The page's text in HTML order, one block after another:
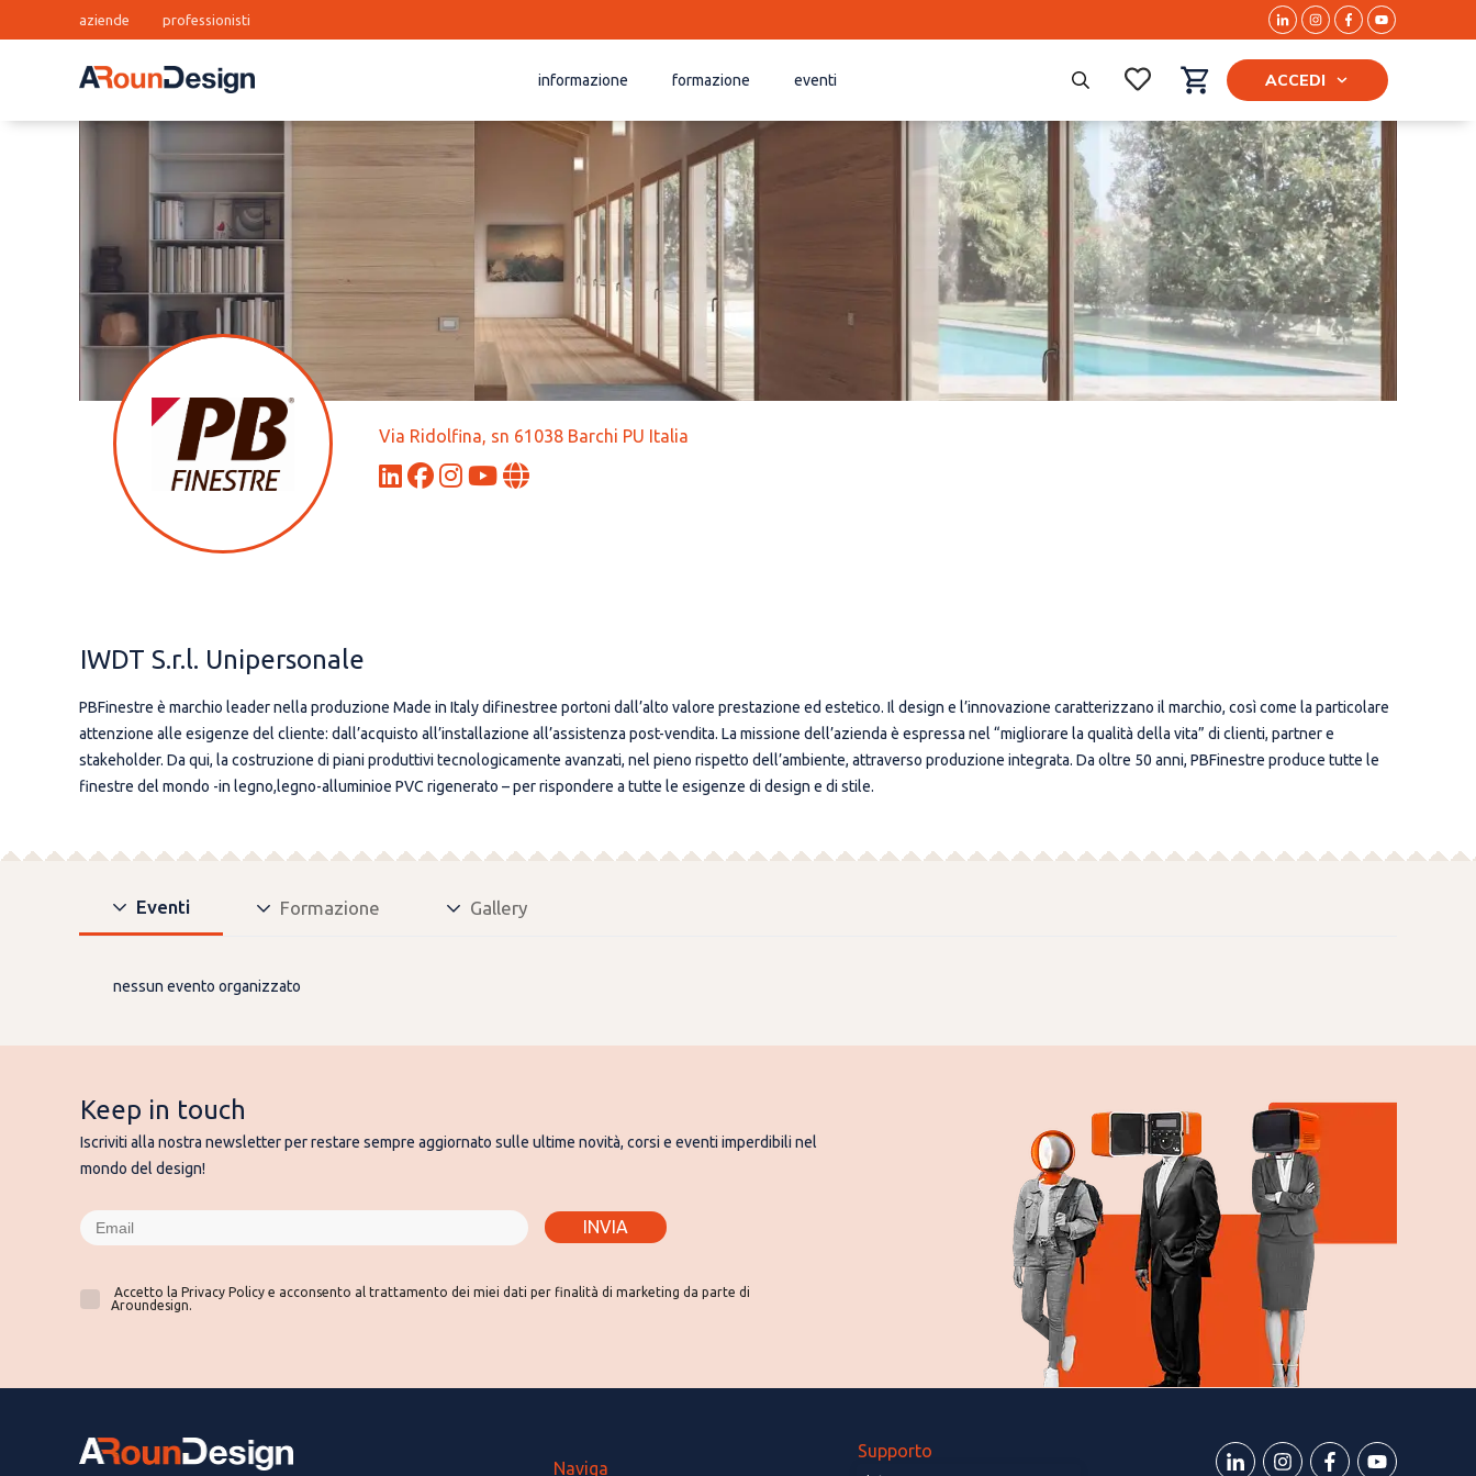
aziende professionisti
informazione formazione eventi ACCEDI
Via Ridolfina, sn 61038 Barchi PU Italia
IWDT S.r.l. Unipersonale
PBFinestre è marchio leader nella produzione Made in Italy difinestree portoni dall’alto valore prestazione ed estetico. Il design e l’innovazione caratterizzano il marchio, così come la particolare
attenzione alle esigenze del cliente: dall’acquisto all’installazione all’assistenza post-vendita. La missione dell’azienda è espressa nel “migliorare la qualità della vita” di clienti, partner e
stakeholder. Da qui, la costruzione di piani produttivi tecnologicamente avanzati, nel pieno rispetto dell’ambiente, attraverso produzione integrata. Da oltre 50 anni, PBFinestre produce tutte le
finestre del mondo -in legno,legno-alluminioe PVC rigenerato – per rispondere a tutte le esigenze di design e di stile.
Eventi Formazione Gallery
nessun evento organizzato
Keep in touch
Iscriviti alla nostra newsletter per restare sempre aggiornato sulle ultime novità, corsi e eventi imperdibili nel
mondo del design!
INVIA
Accetto la Privacy Policy e acconsento al trattamento dei miei dati per finalità di marketing da parte di
Aroundesign.
Naviga
Supporto